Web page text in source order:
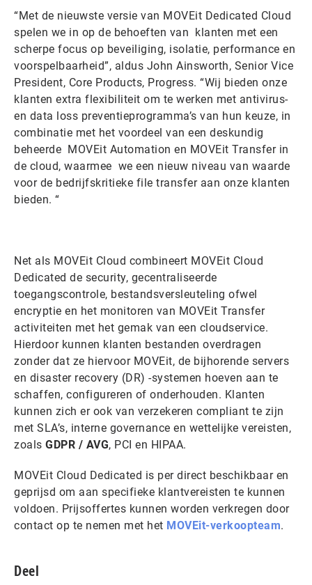
“Met de nieuwste versie van MOVEit Dedicated Cloud
spelen we in op de behoeften van klanten met een
scherpe focus op beveiliging, isolatie, performance en
voorspelbaarheid”, aldus John Ainsworth, Senior Vice
President, Core Products, Progress. “Wij bieden onze
klanten extra flexibiliteit om te werken met antivirus-
en data loss preventieprogramma’s van hun keuze, in
combinatie met het voordeel van een deskundig
beheerde MOVEit Automation en MOVEit Transfer in
de cloud, waarmee we een nieuw niveau van waarde
voor de bedrijfskritieke file transfer aan onze klanten
bieden. “
Net als MOVEit Cloud combineert MOVEit Cloud
Dedicated de security, gecentraliseerde
toegangscontrole, bestandsversleuteling ofwel
encryptie en het monitoren van MOVEit Transfer
activiteiten met het gemak van een cloudservice.
Hierdoor kunnen klanten bestanden overdragen
zonder dat ze hiervoor MOVEit, de bijhorende servers
en disaster recovery (DR) -systemen hoeven aan te
schaffen, configureren of onderhouden. Klanten
kunnen zich er ook van verzekeren compliant te zijn
met SLA’s, interne governance en wettelijke vereisten,
zoals GDPR / AVG, PCI en HIPAA.
MOVEit Cloud Dedicated is per direct beschikbaar en
geprijsd om aan specifieke klantvereisten te kunnen
voldoen. Prijsoffertes kunnen worden verkregen door
contact op te nemen met het MOVEit-verkoopteam.
Deel